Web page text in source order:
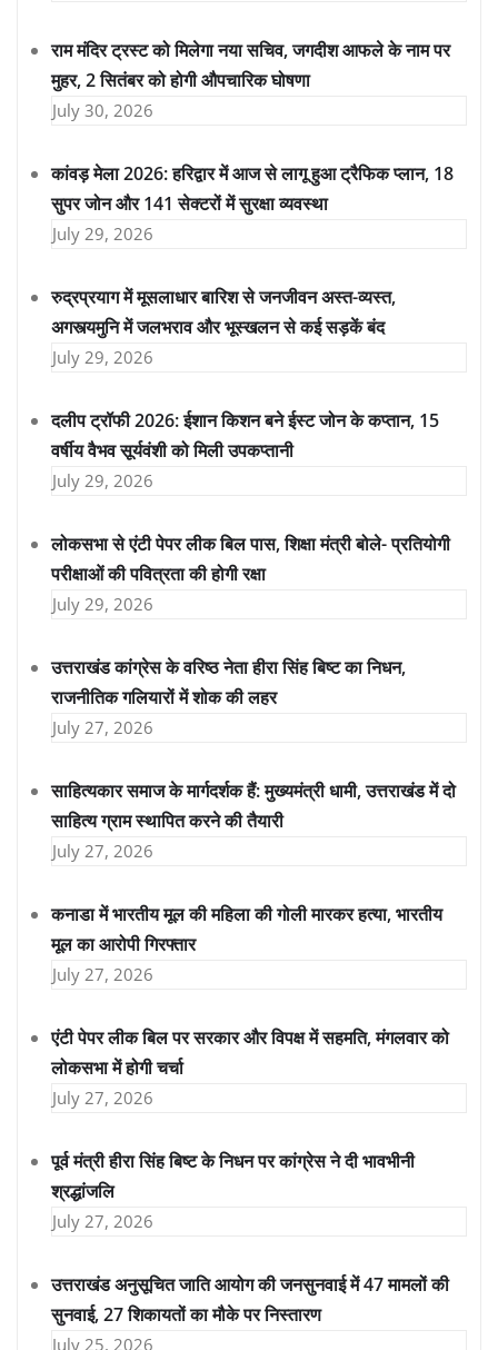
राम मंदिर ट्रस्ट को मिलेगा नया सचिव, जगदीश आफले के नाम पर
मुहर, 2 सितंबर को होगी औपचारिक घोषणा
July 30, 2026
कांवड़ मेला 2026: हरिद्वार में आज से लागू हुआ ट्रैफिक प्लान, 18
सुपर जोन और 141 सेक्टरों में सुरक्षा व्यवस्था
July 29, 2026
रुद्रप्रयाग में मूसलाधार बारिश से जनजीवन अस्त-व्यस्त,
अगस्त्यमुनि में जलभराव और भूस्खलन से कई सड़कें बंद
July 29, 2026
दलीप ट्रॉफी 2026: ईशान किशन बने ईस्ट जोन के कप्तान, 15
वर्षीय वैभव सूर्यवंशी को मिली उपकप्तानी
July 29, 2026
लोकसभा से एंटी पेपर लीक बिल पास, शिक्षा मंत्री बोले- प्रतियोगी
परीक्षाओं की पवित्रता की होगी रक्षा
July 29, 2026
उत्तराखंड कांग्रेस के वरिष्ठ नेता हीरा सिंह बिष्ट का निधन,
राजनीतिक गलियारों में शोक की लहर
July 27, 2026
साहित्यकार समाज के मार्गदर्शक हैं: मुख्यमंत्री धामी, उत्तराखंड में दो
साहित्य ग्राम स्थापित करने की तैयारी
July 27, 2026
कनाडा में भारतीय मूल की महिला की गोली मारकर हत्या, भारतीय
मूल का आरोपी गिरफ्तार
July 27, 2026
एंटी पेपर लीक बिल पर सरकार और विपक्ष में सहमति, मंगलवार को
लोकसभा में होगी चर्चा
July 27, 2026
पूर्व मंत्री हीरा सिंह बिष्ट के निधन पर कांग्रेस ने दी भावभीनी
श्रद्धांजलि
July 27, 2026
उत्तराखंड अनुसूचित जाति आयोग की जनसुनवाई में 47 मामलों की
सुनवाई, 27 शिकायतों का मौके पर निस्तारण
July 25, 2026